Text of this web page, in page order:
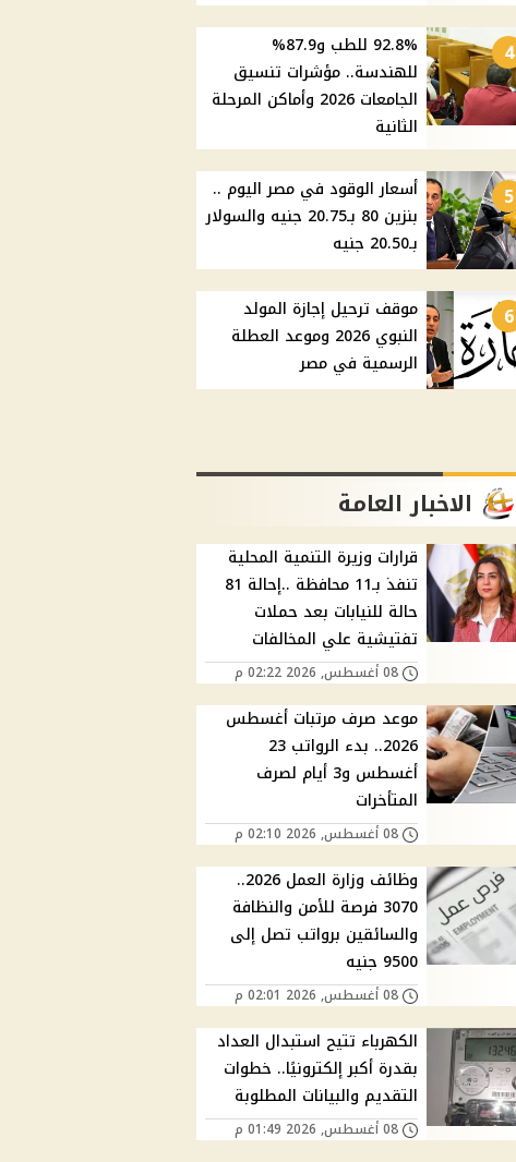
4
92.8% للطب و87.9%
للهندسة.. مؤشرات تنسيق
الجامعات 2026 وأماكن المرحلة
الثانية
5
أسعار الوقود في مصر اليوم ..
بنزين 80 بـ20.75 جنيه والسولار
بـ20.50 جنيه
6
موقف ترحيل إجازة المولد
النبوي 2026 وموعد العطلة
الرسمية في مصر
الاخبار العامة
قرارات وزيرة التنمية المحلية
تنفذ بـ11 محافظة ..إحالة 81
حالة للنيابات بعد حملات
تفتيشية علي المخالفات
08 أغسطس, 2026 02:22 م
موعد صرف مرتبات أغسطس
2026.. بدء الرواتب 23
أغسطس و3 أيام لصرف
المتأخرات
08 أغسطس, 2026 02:10 م
وظائف وزارة العمل 2026..
3070 فرصة للأمن والنظافة
والسائقين برواتب تصل إلى
9500 جنيه
08 أغسطس, 2026 02:01 م
الكهرباء تتيح استبدال العداد
بقدرة أكبر إلكترونيًا.. خطوات
التقديم والبيانات المطلوبة
08 أغسطس, 2026 01:49 م